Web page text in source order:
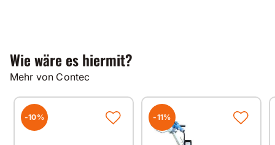
Wie wäre es hiermit?
Mehr von Contec
-10% -11%